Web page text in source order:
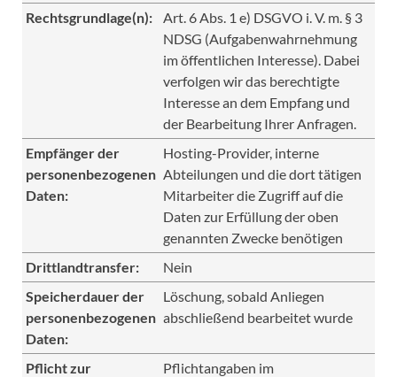
Rechtsgrundlage(n):
Art. 6 Abs. 1 e) DSGVO i. V. m. § 3
NDSG (Aufgabenwahrnehmung
im öffentlichen Interesse). Dabei
verfolgen wir das berechtigte
Interesse an dem Empfang und
der Bearbeitung Ihrer Anfragen.
Empfänger der
personenbezogenen
Daten:
Hosting-Provider, interne
Abteilungen und die dort tätigen
Mitarbeiter die Zugriff auf die
Daten zur Erfüllung der oben
genannten Zwecke benötigen
Drittlandtransfer:
Nein
Speicherdauer der
personenbezogenen
Daten:
Löschung, sobald Anliegen
abschließend bearbeitet wurde
Pflicht zur
Pflichtangaben im